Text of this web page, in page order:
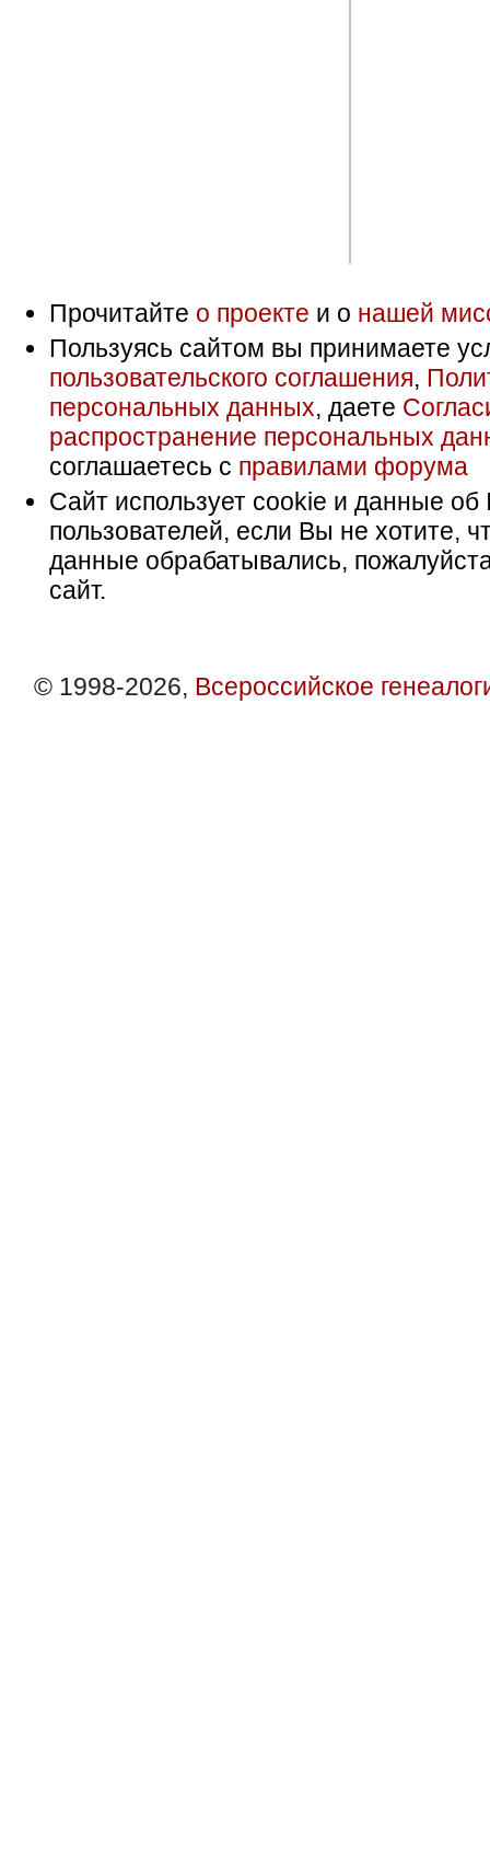
Прочитайте о проекте и о нашей
Пользуясь сайтом вы принимаете
пользовательского соглашения,
персональных данных, даете
распространение персональных
соглашаетесь с правилами форума
Сайт использует cookie и данные об
пользователей, если Вы не хотите,
данные обрабатывались,
сайт.
© 1998-2026, Всероссийское